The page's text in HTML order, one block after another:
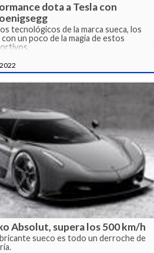
dota a Tesla con
tecnológicos de la marca sueca, los
un poco de la magia de estos
Absolut, supera los 500 km/h
sueco es todo un derroche de